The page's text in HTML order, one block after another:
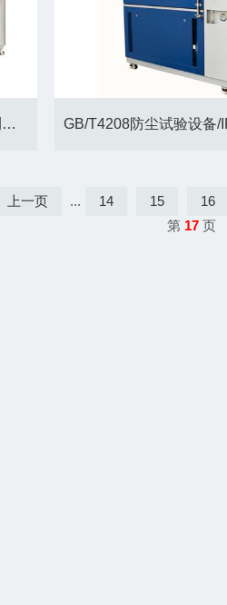
GDW-150高低温试验箱/温度循环测试箱
上一页 ... 14 15 16
第 17 页